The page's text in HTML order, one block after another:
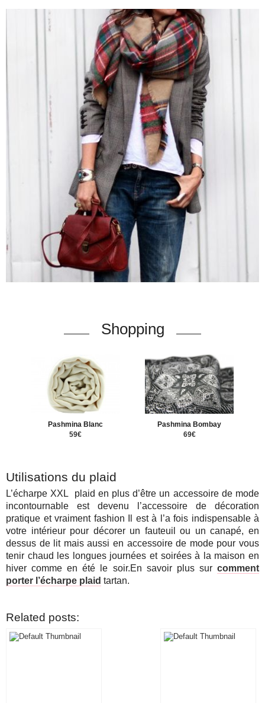
Shopping
Pashmina Blanc
59€
Pashmina Bombay
69€
Utilisations du plaid
L’écharpe XXL plaid en plus d’être un accessoire de mode
incontournable est devenu l’accessoire de décoration
pratique et vraiment fashion Il est à l’a fois indispensable à
votre intérieur pour décorer un fauteuil ou un canapé, en
dessus de lit mais aussi en accessoire de mode pour vous
tenir chaud les longues journées et soirées à la maison en
hiver comme en été le soir.En savoir plus sur comment
porter l’écharpe plaid tartan.
Related posts: